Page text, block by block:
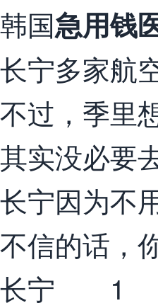
韩国急用钱
长宁多家航
不过，季里
其实没必要
长宁因为不
不信的话，
长宁 1